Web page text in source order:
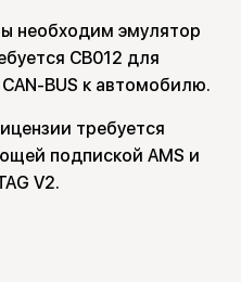
необходим эмулятор
CB012 для
BUS к автомобилю.
требуется
подпиской AMS и
V2.